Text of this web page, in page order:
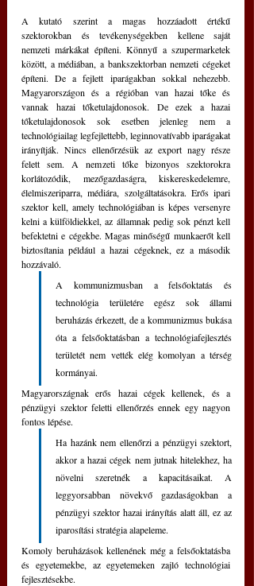
A kutató szerint a magas hozzáadott értékű
szektorokban és tevékenységekben kellene saját
nemzeti márkákat építeni. Könnyű a szupermarketek
között, a médiában, a bankszektorban nemzeti cégeket
építeni. De a fejlett iparágakban sokkal nehezebb.
Magyarországon és a régióban van hazai tőke és
vannak hazai tőketulajdonosok. De ezek a hazai
tőketulajdonosok sok esetben jelenleg nem a
technológiailag legfejlettebb, leginnovatívabb iparágakat
irányítják. Nincs ellenőrzésük az export nagy része
felett sem. A nemzeti tőke bizonyos szektorokra
korlátozódik, mezőgazdaságra, kiskereskedelemre,
élelmiszeriparra, médiára, szolgáltatásokra. Erős ipari
szektor kell, amely technológiában is képes versenyre
kelni a külföldiekkel, az államnak pedig sok pénzt kell
befektetni e cégekbe. Magas minőségű munkaerőt kell
biztosítania például a hazai cégeknek, ez a második
hozzávaló.
A kommunizmusban a felsőoktatás és
technológia területére egész sok állami
beruházás érkezett, de a kommunizmus bukása
óta a felsőoktatásban a technológiafejlesztés
területét nem vették elég komolyan a térség
kormányai.
Magyarországnak erős hazai cégek kellenek, és a
pénzügyi szektor feletti ellenőrzés ennek egy nagyon
fontos lépése.
Ha hazánk nem ellenőrzi a pénzügyi szektort,
akkor a hazai cégek nem jutnak hitelekhez, ha
növelni szeretnék a kapacitásaikat. A
leggyorsabban növekvő gazdaságokban a
pénzügyi szektor hazai irányítás alatt áll, ez az
iparosítási stratégia alapeleme.
Komoly beruházások kellenének még a felsőoktatásba
és egyetemekbe, az egyetemeken zajló technológiai
fejlesztésekbe.